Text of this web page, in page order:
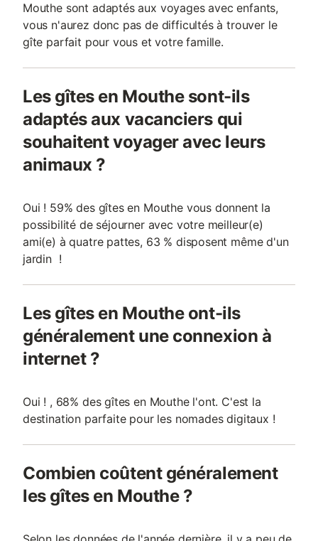
Mouthe sont adaptés aux voyages avec enfants,
vous n'aurez donc pas de difficultés à trouver le
gîte parfait pour vous et votre famille.
Les gîtes en Mouthe sont-ils
adaptés aux vacanciers qui
souhaitent voyager avec leurs
animaux ?
Oui ! 59% des gîtes en Mouthe vous donnent la
possibilité de séjourner avec votre meilleur(e)
ami(e) à quatre pattes, 63 % disposent même d'un
jardin !
Les gîtes en Mouthe ont-ils
généralement une connexion à
internet ?
Oui ! , 68% des gîtes en Mouthe l'ont. C'est la
destination parfaite pour les nomades digitaux !
Combien coûtent généralement
les gîtes en Mouthe ?